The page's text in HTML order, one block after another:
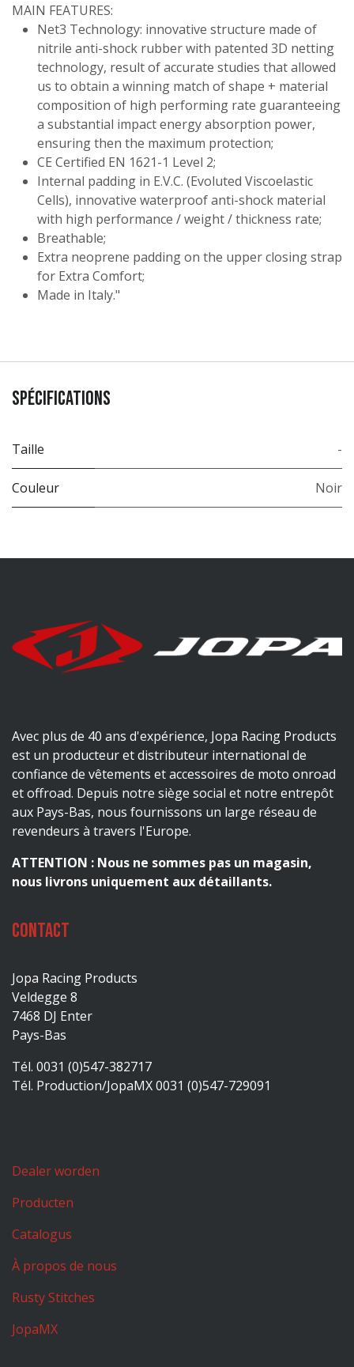
MAIN FEATURES:
Net3 Technology: innovative structure made of
nitrile anti-shock rubber with patented 3D netting
technology, result of accurate studies that allowed
us to obtain a winning match of shape + material
composition of high performing rate guaranteeing
a substantial impact energy absorption power,
ensuring then the maximum protection;
CE Certified EN 1621-1 Level 2;
Internal padding in E.V.C. (Evoluted Viscoelastic
Cells), innovative waterproof anti-shock material
with high performance / weight / thickness rate;
Breathable;
Extra neoprene padding on the upper closing strap
for Extra Comfort;
Made in Italy."
Spécifications
Taille -
Couleur Noir
Avec plus de 40 ans d'expérience, Jopa Racing Products
est un producteur et distributeur international de
confiance de vêtements et accessoires de moto onroad
et offroad. Depuis notre siège social et notre entrepôt
aux Pays-Bas, nous fournissons un large réseau de
revendeurs à travers l'Europe.
ATTENTION : Nous ne sommes pas un magasin,
nous livrons uniquement aux détaillants.
Contact
Jopa Racing Products
Veldegge 8
7468 DJ Enter
Pays-Bas
Tél. 0031 (0)547-382717
Tél. Production/JopaMX 0031 (0)547-729091
Dealer worden
Producten
Catalogus
À propos de nous
Rusty Stitches
JopaMX